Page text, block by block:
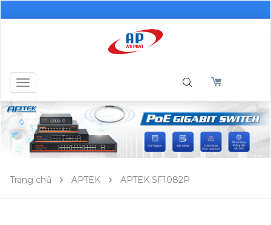
Toggle
navigation
Trang chủ APTEK APTEK SF1082P